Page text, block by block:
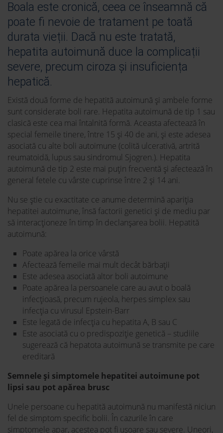
Boala este cronică, ceea ce înseamnă că
poate fi nevoie de tratament pe toată
durata vieții. Dacă nu este tratată,
hepatita autoimună duce la complicații
severe, precum ciroza și insuficiența
hepatică.
Există două forme de hepatită autoimună și ambele forme
sunt considerate boli rare. Hepatita autoimună de tip 1 sau
clasică este cea mai întalnită formă. Aceasta afectează în
special femeile tinere, între 15 și 40 de ani, și este adesea
asociată cu alte boli autoimune (colită ulcerativă, artrită
reumatoidă, lupus sau sindromul Sjogren.). Hepatita
autoimună de tip 2 este mai puțin frecventă și afectează în
general fetele cu vârste cuprinse între 2 și 14 ani.
Nu se știe cu exactitate ce anume determină apariția
hepatitei autoimune, însă factorii genetici și de mediu par
să interacționeze în timp în declanșarea bolii. Hepatită
autoimună:
Poate apărea la orice vârstă
Afectează femeile mai mult decât bărbații
Este adesea asociată altor boli autoimune
Poate apărea la persoanele care au avut o boală
infecțioasă, precum rujeola, herpes simplex sau
infecția cu virusul Epstein-Barr
Este legată de infecția cu hepatita A, B sau C
Este asociată cu o predispoziție genetică – studiile
sugerează că hepatota autoimună se transmite pe care
ereditară
Semnele și simptomele hepatitei autoimune pot
lipsi sau pot apărea brusc
Unele persoane cu hepatită autoimună nu manifestă niciun
fel de simptom specific bolii. În cazurile în care
simptomele apar, acestea pot fi ușoare sau severe. Uneori,